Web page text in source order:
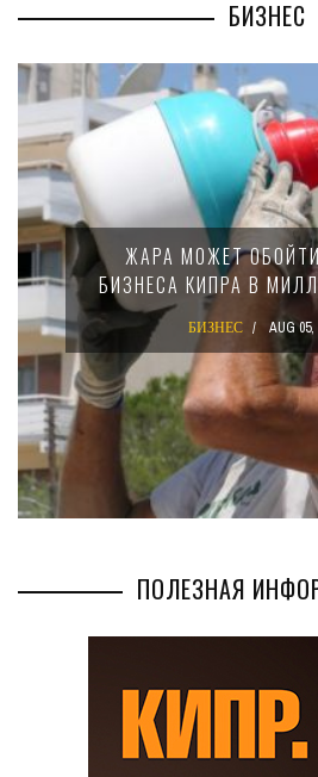
БИЗНЕС
ЖАРА МОЖЕТ
БИЗНЕСА КИПРА В
БИЗНЕС AUG 05,
ПОЛЕЗНАЯ